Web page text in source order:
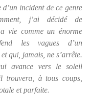
incident de ce genre
j’ai décidé de
vie comme un énorme
les vagues d’un
qui, jamais, ne s’arrête.
avance vers le soleil
à tous coups,
et parfaite.